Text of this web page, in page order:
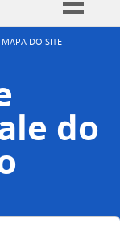
à informação
MAPA DO SITE
do